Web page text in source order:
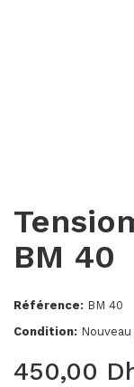
BM 40
Référence: BM 40
Condition:
450,00